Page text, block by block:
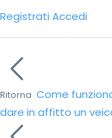
Registrati Accedi
Ritorna Come
dare in affitto un